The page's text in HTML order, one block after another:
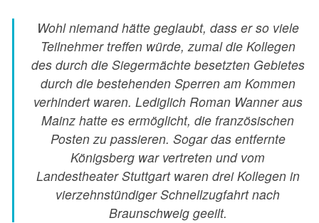
Wohl niemand hätte geglaubt, dass er so viele
Teilnehmer treffen würde, zumal die Kollegen
des durch die Siegermächte besetzten Gebietes
durch die bestehenden Sperren am Kommen
verhindert waren. Lediglich Roman Wanner aus
Mainz hatte es ermöglicht, die französischen
Posten zu passieren. Sogar das entfernte
Königsberg war vertreten und vom
Landestheater Stuttgart waren drei Kollegen in
vierzehnstündiger Schnellzugfahrt nach
Braunschweig geeilt.